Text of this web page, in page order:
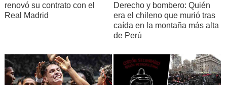
renovó su contrato con el
Real Madrid
Derecho y bombero: Quién
era el chileno que murió tras
caída en la montaña más alta
de Perú